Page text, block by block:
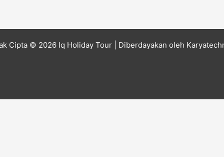
Cipta © 2026 Iq Holiday Tour | Diberdayakan oleh